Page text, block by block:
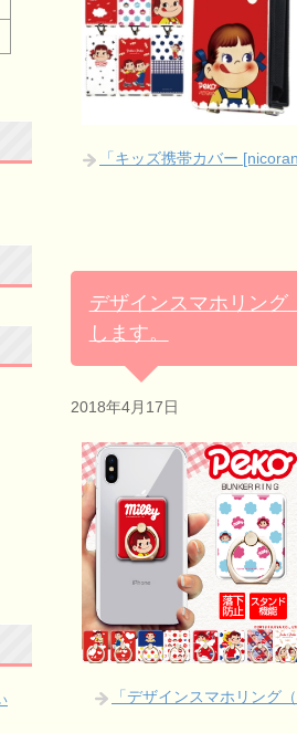
「キッズ携帯カバー
デザインスマホリング
します。
2018年4月17日
「デザインスマホリング